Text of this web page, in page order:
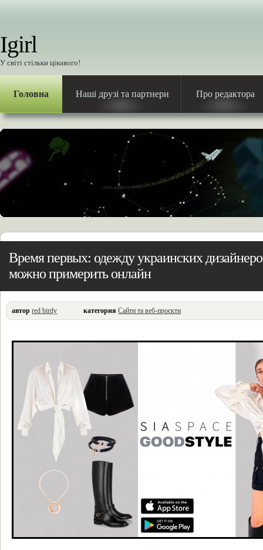
Igirl
У світі стільки цікавого!
Головна Наші друзі та партнери Про редактора
Время первых: одежду украинских
можно примерить онлайн
автор red birdy категория Сайти та веб-проєкти